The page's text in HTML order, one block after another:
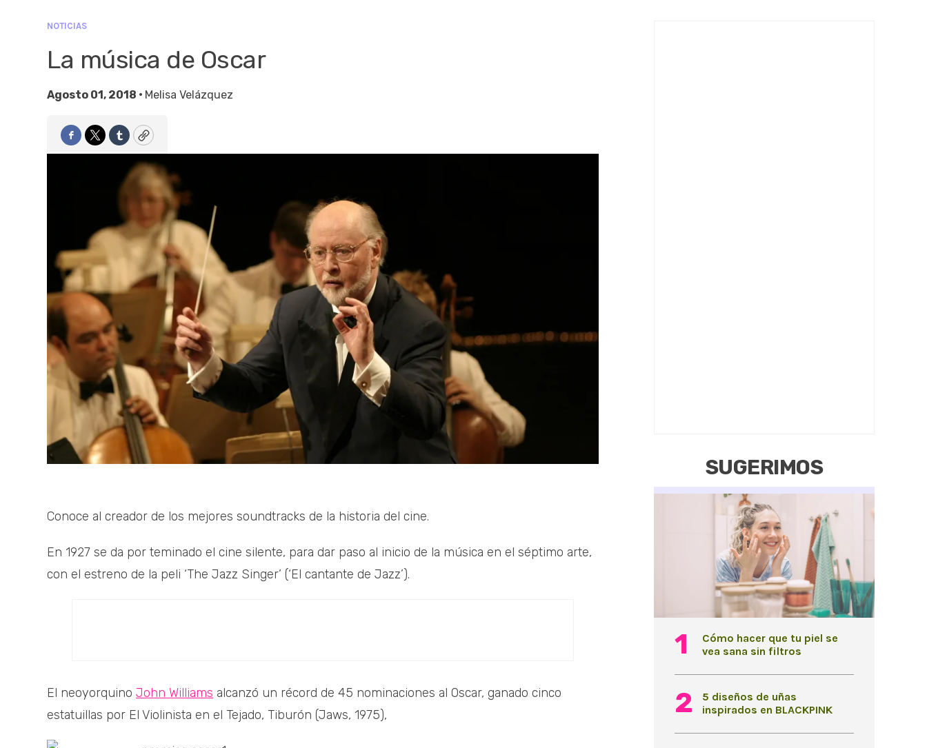
NOTICIAS
La música de Oscar
Agosto 01, 2018 • Melisa Velázquez
Facebook
TwitterTumblrCopy
Conoce al creador de los mejores soundtracks de la historia del cine.
En 1927 se da por teminado el cine silente, para dar paso al inicio de la música en el séptimo arte,
con el estreno de la peli ‘The Jazz Singer’ (‘El cantante de Jazz’).
El neoyorquino John Williams alcanzó un récord de 45 nominaciones al Oscar, ganado cinco
estatuillas por El Violinista en el Tejado, Tiburón (Jaws, 1975),
SUGERIMOS
Cómo hacer que tu piel se
vea sana sin filtros
5 diseños de uñas
inspirados en BLACKPINK